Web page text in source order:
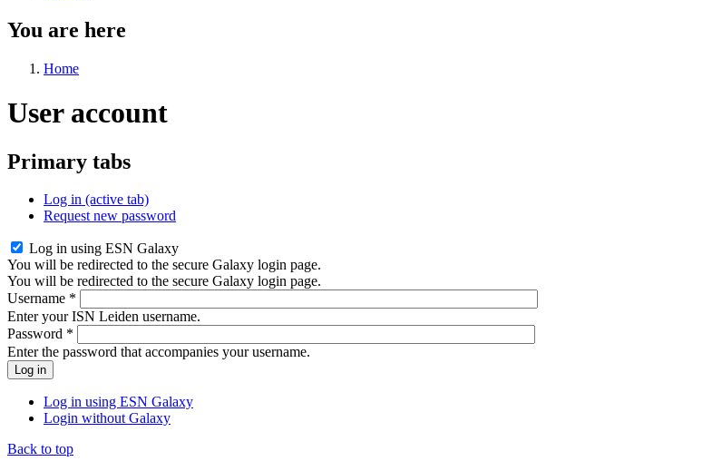
You are here
Home
User account
Primary tabs
Log in (active tab)
Request new password
Log in using ESN Galaxy
You will be redirected to the secure Galaxy login page.
You will be redirected to the secure Galaxy login page.
Username *
Enter your ISN Leiden username.
Password *
Enter the password that accompanies your username.
Log in using ESN Galaxy
Login without Galaxy
Back to top